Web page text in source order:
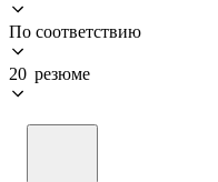
По соответствию
20 резюме